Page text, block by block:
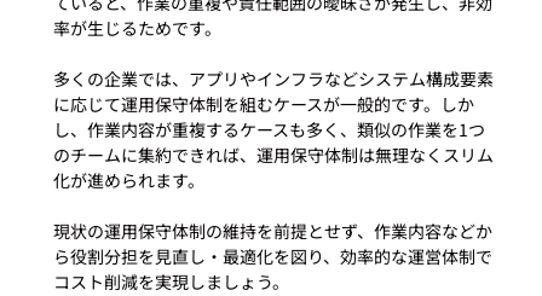
率が生じるためです。
多くの企業では、アプリやインフラなどシステム構成要素
に応じて運用保守体制を組むケースが一般的です。しか
し、作業内容が重複するケースも多く、類似の作業を1つ
のチームに集約できれば、運用保守体制は無理なくスリム
化が進められます。
現状の運用保守体制の維持を前提とせず、作業内容などか
ら役割分担を見直し・最適化を図り、効率的な運営体制で